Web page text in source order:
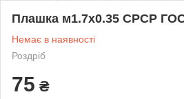
Плашка м1.7х0.35 СРСР
Немає в наявності
Роздріб
75 ₴